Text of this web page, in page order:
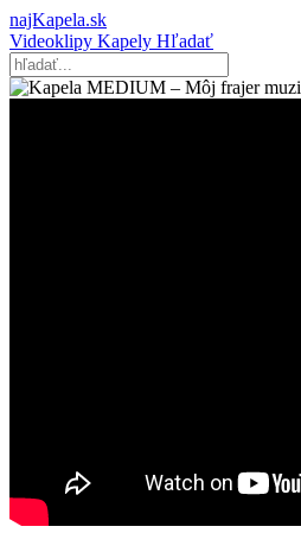
najKapela.sk
Videoklipy Kapely Hľadať